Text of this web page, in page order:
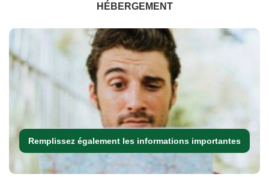
HÉBERGEMENT
Remplissez également les informations importantes